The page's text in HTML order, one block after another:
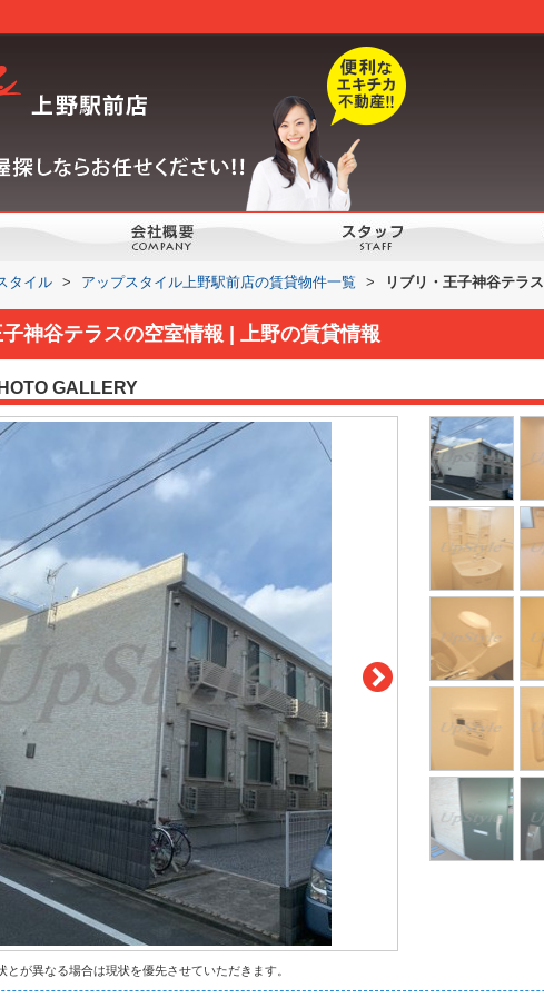
タイル > アップスタイル上野駅前店の賃貸物件一覧 > リブリ・王子神谷テラス
子神谷テラスの空室情報 | 上野の賃貸情報
GALLERY
が異なる場合は現状を優先させていただきます。